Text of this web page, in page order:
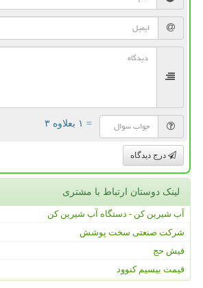
= ۱ بعلاوه ۳
درج دیدگاه
لینک دوستان ارتباط با مشتری
آب شیرین کن - دستگاه آب شیرین کن
شرکت صنعتی سخت پوشش
فیش حج
قیمت بیسیم کنوود